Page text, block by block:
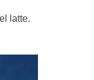
latte.